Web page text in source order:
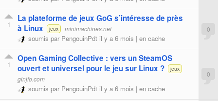
1
La plateforme de jeux GoG s’intéresse de près
à Linux
jeux minimachines.net
soumis par PengouinPdt il y a 6 mois | en cache
0
1
Open Gaming Collective : vers un SteamOS
ouvert et universel pour le jeu sur Linux ?
jeux
ginjfo.com
soumis par PengouinPdt il y a 6 mois | en cache
0